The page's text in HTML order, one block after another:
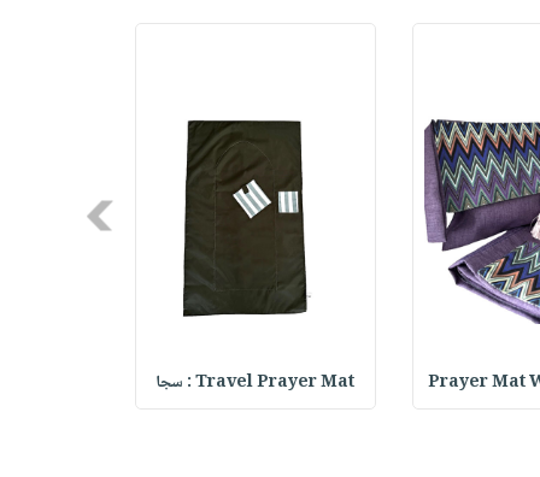
Prayer Mat Travel Prayer Mat : سجا
Next